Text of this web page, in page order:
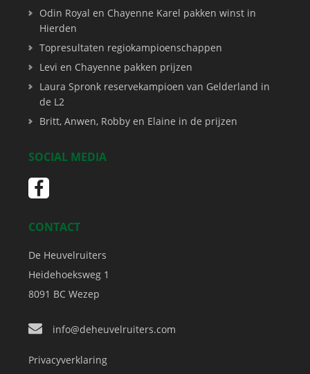
Odin Royal en Chayenne Karel pakken winst in
Hierden
Topresultaten regiokampioenschappen
Levi en Chayenne pakken prijzen
Laura Spronk reservekampioen van Gelderland in
de L2
Britt, Anwen, Robby en Elaine in de prijzen
SOCIAL MEDIA
CONTACT
De Heuvelruiters
Heidehoeksweg 1
8091 BC Wezep
info@deheuvelruiters.com
Privacyverklaring